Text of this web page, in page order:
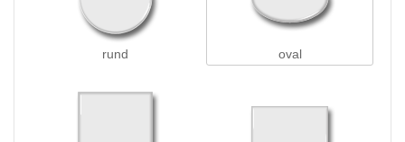
rund oval